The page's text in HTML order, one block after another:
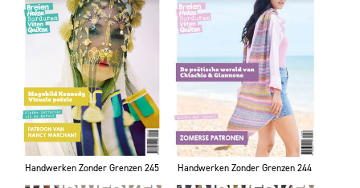
Handwerken Zonder Grenzen 245 Handwerken Zonder Grenzen 244